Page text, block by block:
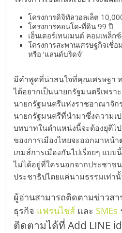
โครงการดิจิทัลวอลเล็ต
โครงการคอนโด-ที่ดิน 99 ปี
เอ็นเตอร์เทนเมนต์ คอมเพล็ก
โครงการสะพานเศรษฐกิจเชื่
หรือ ‘แลนด์บริดจ์’
มีคำพูดที่น่าสนใจที่คุณเศรษฐา
ได้อยากเป็นนายกรัฐมนตรีเพรา
นายกรัฐมนตรีแห่งราชอาณาจัก
นายกรัฐมนตรีที่นำมาซึ่งความเ
บทบาทในตำแหน่งนี้จะต้องยุติไ
ของการเมืองไทยจะออกมาหน้
เกมส์การเมืองกันไปเรื่อยๆ แบบ
ไม่ได้อยู่ที่ใครนอกจากประชาช
ประชาธิปไตยแค่นามธรรมเท่า
ผู้อ่านสามารถติดตามข่าวส
ธุรกิจ แฟรนไชส์ และ SMEs
ติดตามได้ที่ Add LINE